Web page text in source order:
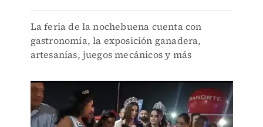
La feria de la nochebuena cuenta con
gastronomía, la exposición ganadera,
artesanías, juegos mecánicos y más